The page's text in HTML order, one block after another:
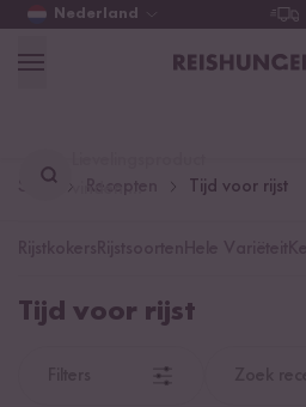
Nederland
Start Tijd voor rijst
Tijd voor rijst